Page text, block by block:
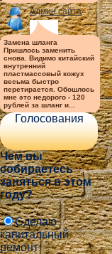
Админ сайта
Замена шланга
Пришлось заменить
снова. Видимо китайский
внутренний
пластмассовый кожух
весьма быстро
перетирается. Обошлось
мне это недорого - 120
рублей за шланг и...
Голосования
Чем вы
собираетесь
заняться в этом
году?
Сделаю
капитальный
ремонт